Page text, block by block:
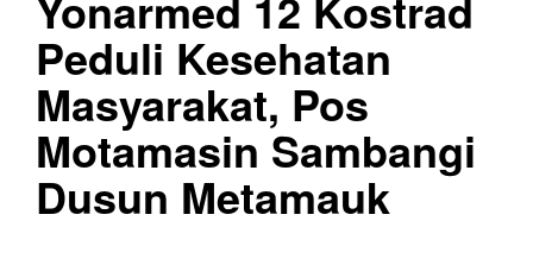
Peduli Kesehatan
Masyarakat, Pos
Motamasin Sambangi
Dusun Metamauk